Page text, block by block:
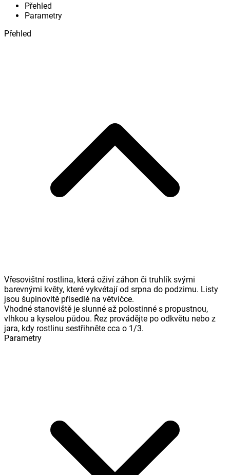
Přehled
Parametry
Přehled
Vřesovištní rostlina, která oživí záhon či truhlík svými
barevnými květy, které vykvétají od srpna do podzimu. Listy
jsou šupinovitě přisedlé na větvičce.
Vhodné stanoviště je slunné až polostinné s propustnou,
vlhkou a kyselou půdou. Řez provádějte po odkvětu nebo z
jara, kdy rostlinu sestřihněte cca o 1/3.
Parametry